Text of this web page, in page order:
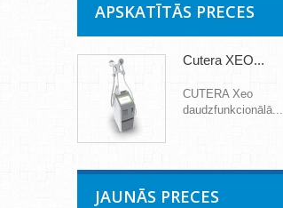
APSKATĪTĀS PRECES
Cutera XEO...
CUTERA Xeo
daudzfunkcionālā...
JAUNĀS PRECES